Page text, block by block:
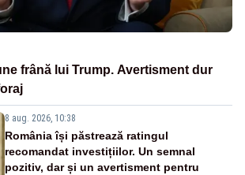
frână lui Trump. Avertisment dur
8 aug. 2026, 10:38
România își păstrează ratingul
recomandat investițiilor. Un semnal
pozitiv, dar și un avertisment pentru